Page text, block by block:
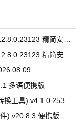
文选项。
文件下载后的保存
避免文件下载后难
还能显示下载进
精简安装版(08.06)
精简安装版(08.06)
多语便携版
v4.1.0.253 多语便携版
) v20.8.3 便携版